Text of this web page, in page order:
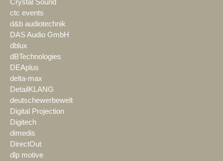
Crystal Sound
ctc events
d&b audiotechnik
DAS Audio GmbH
dblux
dBTechnologies
DEAplus
delta-max
DetailKLANG
deutschewerbewelt
Digital Projection
Digitech
dimedis
DirectOut
dlp motive